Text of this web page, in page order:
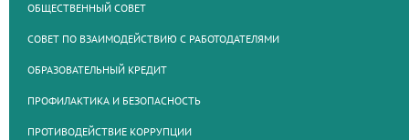
ОБЩЕСТВЕННЫЙ СОВЕТ
СОВЕТ ПО ВЗАИМОДЕЙСТВИЮ С РАБОТОДАТЕЛЯМИ
ОБРАЗОВАТЕЛЬНЫЙ КРЕДИТ
ПРОФИЛАКТИКА И БЕЗОПАСНОСТЬ
ПРОТИВОДЕЙСТВИЕ КОРРУПЦИИ